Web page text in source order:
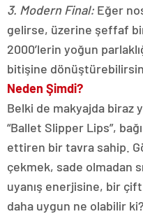
3. Modern Final: Eğer
gelirse, üzerine şeffaf
2000’lerin yoğun
bitişine
Neden Şimdi?
Belki de makyajda biraz
“Ballet Slipper Lips”,
ettiren bir tavra sahip.
çekmek, sade olmadan
uyanış enerjisine, bir
daha uygun ne olabilir ki?